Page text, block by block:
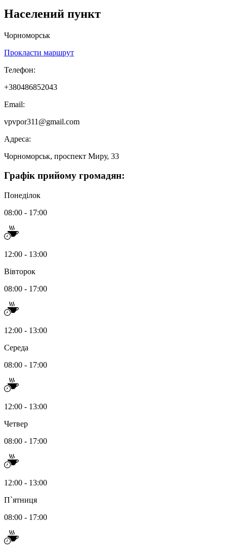
Населений пункт
Чорноморськ
Прокласти маршрут
Телефон:
+380486852043
Email:
vpvpor311@gmail.com
Адреса:
Чорноморськ, проспект Миру, 33
Графік прийому громадян:
Понеділок
08:00 - 17:00
12:00 - 13:00
Вівторок
08:00 - 17:00
12:00 - 13:00
Середа
08:00 - 17:00
12:00 - 13:00
Четвер
08:00 - 17:00
12:00 - 13:00
П`ятниця
08:00 - 17:00